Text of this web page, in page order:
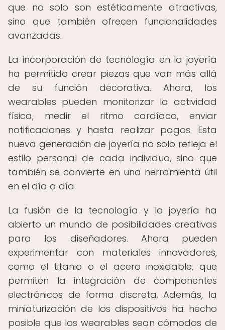
que no solo son estéticamente atractivas,
sino que también ofrecen funcionalidades
avanzadas.
La incorporación de tecnología en la joyería
ha permitido crear piezas que van más allá
de su función decorativa. Ahora, los
wearables pueden monitorizar la actividad
física, medir el ritmo cardíaco, enviar
notificaciones y hasta realizar pagos. Esta
nueva generación de joyería no solo refleja el
estilo personal de cada individuo, sino que
también se convierte en una herramienta útil
en el día a día.
La fusión de la tecnología y la joyería ha
abierto un mundo de posibilidades creativas
para los diseñadores. Ahora pueden
experimentar con materiales innovadores,
como el titanio o el acero inoxidable, que
permiten la integración de componentes
electrónicos de forma discreta. Además, la
miniaturización de los dispositivos ha hecho
posible que los wearables sean cómodos de